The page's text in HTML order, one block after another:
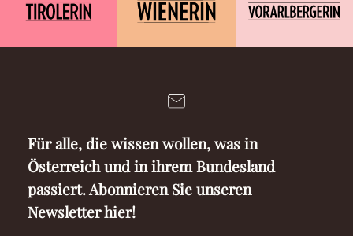
Für alle, die wissen wollen, was in
Österreich und in ihrem Bundesland
passiert. Abonnieren Sie unseren
Newsletter hier!